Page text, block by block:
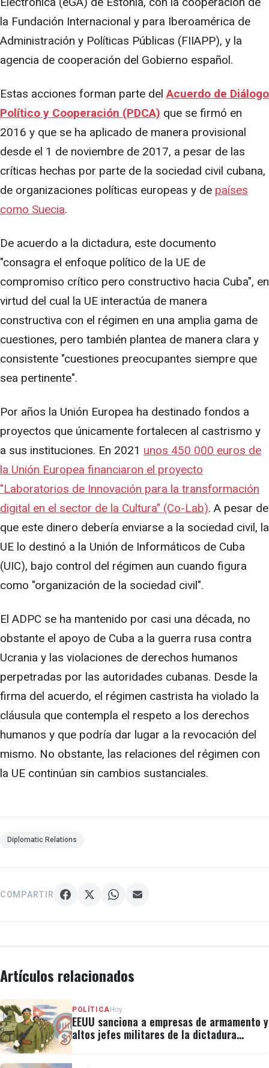
la Fundación Internacional y para Iberoamérica de
Administración y Políticas Públicas (FIIAPP), y la
agencia de cooperación del Gobierno español.
Estas acciones forman parte delAcuerdo de Diálogo
Político y Cooperación (PDCA) que se firmó en
2016 y que se ha aplicado de manera provisional
desde el 1 de noviembre de 2017, a pesar de las
críticas hechas por parte de la sociedad civil cubana,
de organizaciones políticas europeas y de países
como Suecia.
De acuerdo a la dictadura, este documento
"consagra el enfoque político de la UE de
compromiso crítico pero constructivo hacia Cuba", en
virtud del cual la UE interactúa de manera
constructiva con el régimen en una amplia gama de
cuestiones, pero también plantea de manera clara y
consistente "cuestiones preocupantes siempre que
sea pertinente".
Por años la Unión Europea ha destinado fondos a
proyectos que únicamente fortalecen al castrismo y
a sus instituciones. En 2021 unos 450 000 euros de
la Unión Europea financiaron el proyecto
"Laboratorios de Innovación para la transformación
digital en el sector de la Cultura" (Co-Lab). A pesar de
que este dinero debería enviarse a la sociedad civil, la
UE lo destinó a la Unión de Informáticos de Cuba
(UIC), bajo control del régimen aun cuando figura
como "organización de la sociedad civil".
El ADPC se ha mantenido por casi una década, no
obstante el apoyo de Cuba a la guerra rusa contra
Ucrania y las violaciones de derechos humanos
perpetradas por las autoridades cubanas. Desde la
firma del acuerdo, el régimen castrista ha violado la
cláusula que contempla el respeto a los derechos
humanos y que podría dar lugar a la revocación del
mismo. No obstante, las relaciones del régimen con
la UE continúan sin cambios sustanciales.
Diplomatic Relations
COMPARTIR
Artículos relacionados
POLÍTICAHoy
EEUU sanciona a empresas de armamento y
altos jefes militares de la dictadura